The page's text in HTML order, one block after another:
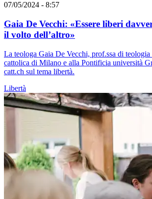
07/05/2024 - 8:57
Gaia De Vecchi: «Essere liberi
il volto dell’altro»
La teologa Gaia De Vecchi, prof.ssa di teologia
cattolica di Milano e alla Pontificia università
catt.ch sul tema libertà.
Libertà